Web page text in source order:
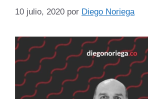
10 julio, 2020 por Diego Noriega